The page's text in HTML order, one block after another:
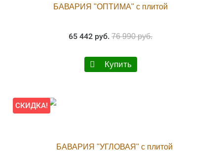
БАВАРИЯ "ОПТИМА" с плитой
65 442 руб. 76 990 руб.
Купить
СКИДКА!